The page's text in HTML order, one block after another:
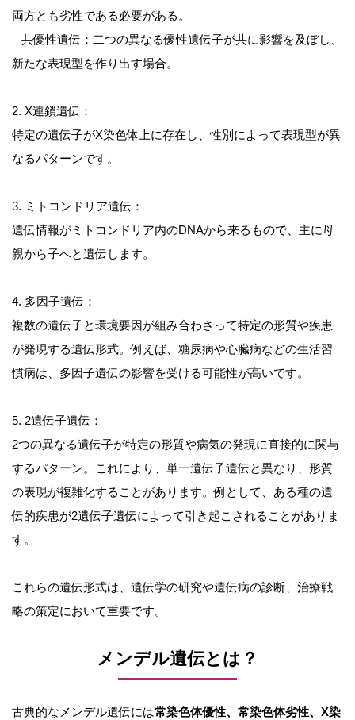
両方とも劣性である必要がある。
– 共優性遺伝：二つの異なる優性遺伝子が共に影響を及ぼし、
新たな表現型を作り出す場合。
2. X連鎖遺伝：
特定の遺伝子がX染色体上に存在し、性別によって表現型が異
なるパターンです。
3. ミトコンドリア遺伝：
遺伝情報がミトコンドリア内のDNAから来るもので、主に母
親から子へと遺伝します。
4. 多因子遺伝：
複数の遺伝子と環境要因が組み合わさって特定の形質や疾患
が発現する遺伝形式。例えば、糖尿病や心臓病などの生活習
慣病は、多因子遺伝の影響を受ける可能性が高いです。
5. 2遺伝子遺伝：
2つの異なる遺伝子が特定の形質や病気の発現に直接的に関与
するパターン。これにより、単一遺伝子遺伝と異なり、形質
の表現が複雑化することがあります。例として、ある種の遺
伝的疾患が2遺伝子遺伝によって引き起こされることがありま
す。
これらの遺伝形式は、遺伝学の研究や遺伝病の診断、治療戦
略の策定において重要です。
メンデル遺伝とは？
古典的なメンデル遺伝には常染色体優性、常染色体劣性、X染